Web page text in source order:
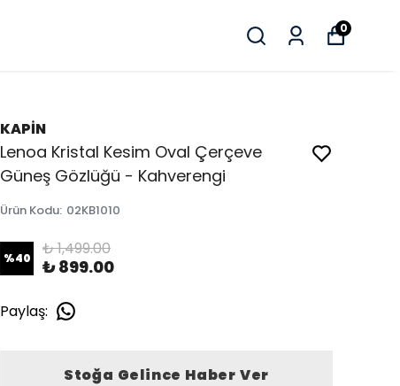
0
KAPİN
Lenoa Kristal Kesim Oval Çerçeve
Güneş Gözlüğü - Kahverengi
Ürün Kodu: 02KB1010
%40 ₺ 1,499.00
₺ 899.00
Paylaş:
Stoğa Gelince Haber Ver